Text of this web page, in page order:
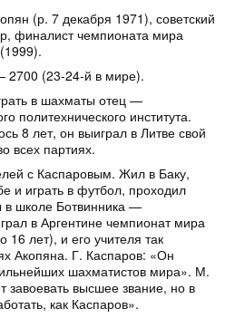
(р. 7 декабря 1971), советский
финалист чемпионата мира
2700 (23-24-й в мире).
в шахматы отец —
политехнического института.
8 лет, он выиграл в Литве свой
всех партиях.
с Каспаровым. Жил в Баку,
и играть в футбол, проходил
в школе Ботвинника —
в Аргентине чемпионат мира
лет), и его учителя так
Акопяна. Г. Каспаров: «Он
шахматистов мира». М.
завоевать высшее звание, но в
как Каспаров».